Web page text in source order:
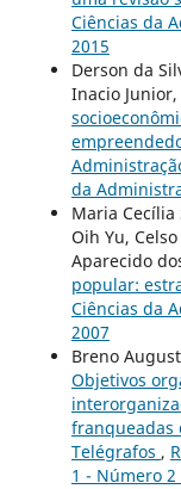
Ciências da
2015
Derson da
Inacio
da
Maria Cecília
Oih Yu,
Aparecido
popular:
Ciências da
2007
Breno
Objetivos
franqueadas
Telégrafos ,
1 - Número 2